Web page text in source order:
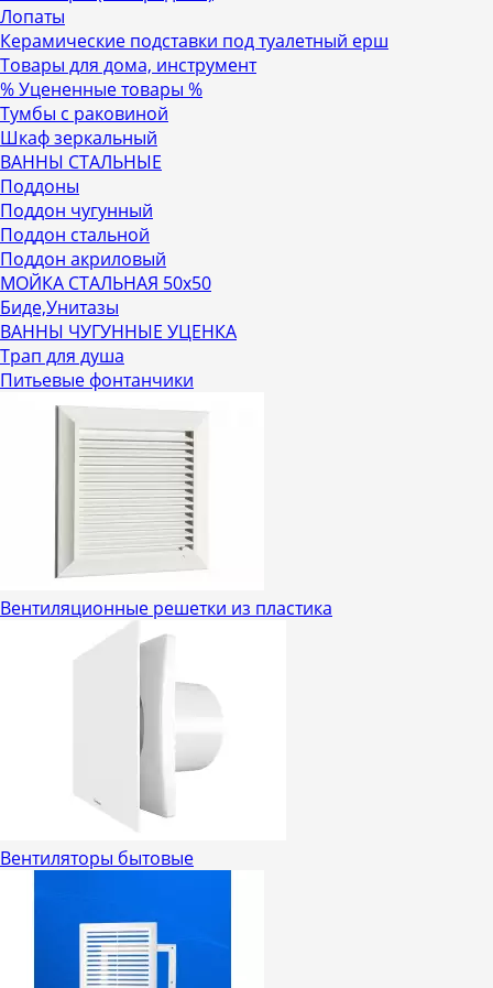
Лопаты
Керамические подставки под туалетный ерш
Товары для дома, инструмент
% Уцененные товары %
Тумбы с раковиной
Шкаф зеркальный
ВАННЫ СТАЛЬНЫЕ
Поддоны
Поддон чугунный
Поддон стальной
Поддон акриловый
МОЙКА СТАЛЬНАЯ 50х50
Биде,Унитазы
ВАННЫ ЧУГУННЫЕ УЦЕНКА
Трап для душа
Питьевые фонтанчики
Вентиляционные решетки из пластика
Вентиляторы бытовые